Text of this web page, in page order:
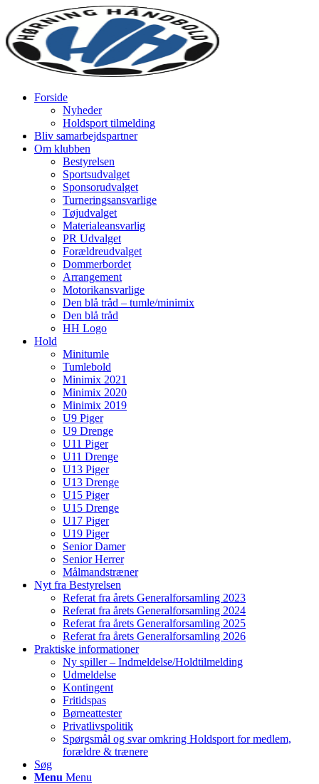
Forside
Nyheder
Holdsport tilmelding
Bliv samarbejdspartner
Om klubben
Bestyrelsen
Sportsudvalget
Sponsorudvalget
Turneringsansvarlige
Tøjudvalget
Materialeansvarlig
PR Udvalget
Forældreudvalget
Dommerbordet
Arrangement
Motorikansvarlige
Den blå tråd – tumle/minimix
Den blå tråd
HH Logo
Hold
Minitumle
Tumlebold
Minimix 2021
Minimix 2020
Minimix 2019
U9 Piger
U9 Drenge
U11 Piger
U11 Drenge
U13 Piger
U13 Drenge
U15 Piger
U15 Drenge
U17 Piger
U19 Piger
Senior Damer
Senior Herrer
Målmandstræner
Nyt fra Bestyrelsen
Referat fra årets Generalforsamling 2023
Referat fra årets Generalforsamling 2024
Referat fra årets Generalforsamling 2025
Referat fra årets Generalforsamling 2026
Praktiske informationer
Ny spiller – Indmeldelse/Holdtilmelding
Udmeldelse
Kontingent
Fritidspas
Børneattester
Privatlivspolitik
Spørgsmål og svar omkring Holdsport for medlem,
forældre & trænere
Søg
Menu Menu